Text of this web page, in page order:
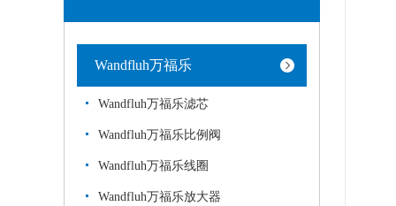
Wandfluh万福乐
Wandfluh万福乐滤芯
Wandfluh万福乐比例阀
Wandfluh万福乐线圈
Wandfluh万福乐放大器